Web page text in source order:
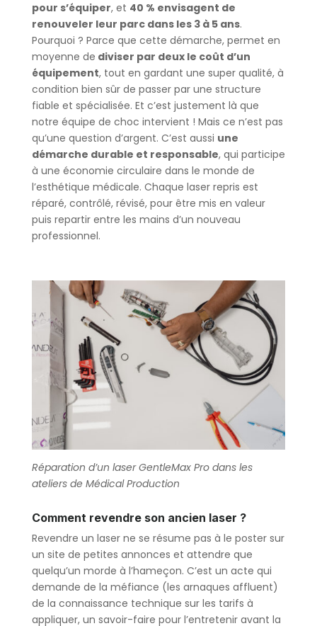
pour s’équiper, et 40 % envisagent de
renouveler leur parc dans les 3 à 5 ans.
Pourquoi ? Parce que cette démarche, permet en
moyenne de diviser par deux le coût d’un
équipement, tout en gardant une super qualité, à
condition bien sûr de passer par une structure
fiable et spécialisée. Et c’est justement là que
notre équipe de choc intervient ! Mais ce n’est pas
qu’une question d’argent. C’est aussi une
démarche durable et responsable, qui participe
à une économie circulaire dans le monde de
l’esthétique médicale. Chaque laser repris est
réparé, contrôlé, révisé, pour être mis en valeur
puis repartir entre les mains d’un nouveau
professionnel.
Réparation d’un laser GentleMax Pro dans les
ateliers de Médical Production
Comment revendre son ancien laser ?
Revendre un laser ne se résume pas à le poster sur
un site de petites annonces et attendre que
quelqu’un morde à l’hameçon. C’est un acte qui
demande de la méfiance (les arnaques affluent)
de la connaissance technique sur les tarifs à
appliquer, un savoir-faire pour l’entretenir avant la